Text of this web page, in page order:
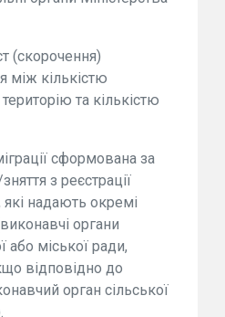
(скорочення)
між кількістю
та кількістю
сформована за
з реєстрації
надають окремі
органи
або міської ради,
відповідно до
орган сільської